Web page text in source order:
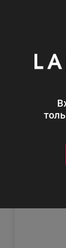
Игристое